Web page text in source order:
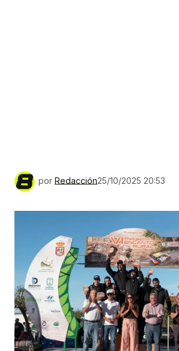
por Redacción25/10/2025 20:53